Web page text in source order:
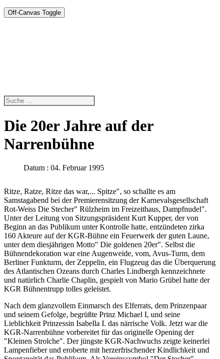
Off-Canvas Toggle
Die 20er Jahre auf der
Narrenbühne
Datum : 04. Februar 1995
Ritze, Ratze, Ritze das war,... Spitze", so schallte es am
Samstagabend bei der Premierensitzung der Karnevalsgesellschaft
Rot-Weiss Die Stecher" Rülzheim im Freizeithaus, Dampfnudel".
Unter der Leitung von Sitzungspräsident Kurt Kupper, der von
Beginn an das Publikum unter Kontrolle hatte, entzündeten zirka
160 Akteure auf der KGR-Bühne ein Feuerwerk der guten Laune,
unter dem diesjährigen Motto" Die goldenen 20er". Selbst die
Bühnendekoration war eine Augenweide, vom, Avus-Turm, dem
Berliner Funkturm, der Zeppelin, ein Flugzeug das die Überquerung
des Atlantischen Ozeans durch Charles Lindbergh kennzeichnete
und natürlich Charlie Chaplin, gespielt von Mario Grübel hatte der
KGR Bühnentrupp tolles geleistet.
Nach dem glanzvollem Einmarsch des Elferrats, dem Prinzenpaar
und seinem Gefolge, begrüßte Prinz Michael I, und seine
Lieblichkeit Prinzessin Isabella I. das närrische Volk. Jetzt war die
KGR-Narrenbühne vorbereitet für das originelle Opening der
"Kleinen Strolche". Der jüngste KGR-Nachwuchs zeigte keinerlei
Lampenfieber und eroberte mit herzerfrischender Kindlichkeit und